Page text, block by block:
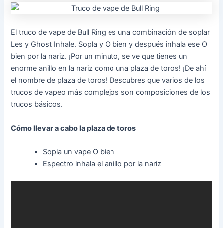
El truco de vape de Bull Ring es una combinación de soplar
Les y Ghost Inhale. Sopla y O bien y después inhala ese O
bien por la nariz. ¡Por un minuto, se ve que tienes un
enorme anillo en la nariz como una plaza de toros! ¡De ahí
el nombre de plaza de toros! Descubres que varios de los
trucos de vapeo más complejos son composiciones de los
trucos básicos.
Cómo llevar a cabo la plaza de toros
Sopla un vape O bien
Espectro inhala el anillo por la nariz